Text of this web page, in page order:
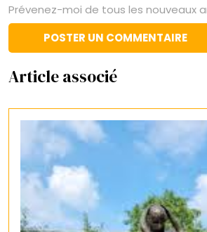
Prévenez-moi de tous les nouveaux
Article associé